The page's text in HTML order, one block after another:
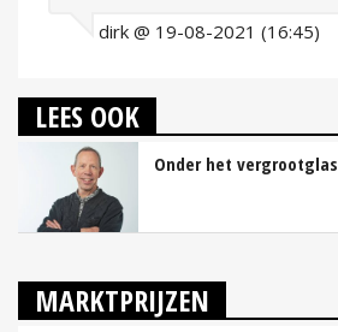
dirk @ 19-08-2021 (16:45)
LEES OOK
Onder het vergrootglas
MARKTPRIJZEN